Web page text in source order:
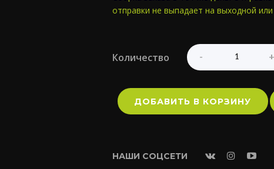
отправки не выпадает на выходной
Количество
ДОБАВИТЬ В КОРЗИНУ
НАШИ СОЦСЕТИ